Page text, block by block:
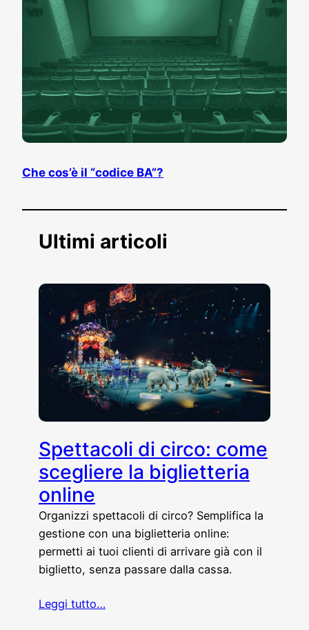
Che cos’è il “codice BA”?
Ultimi articoli
Spettacoli di circo: come
scegliere la biglietteria
online
Organizzi spettacoli di circo? Semplifica la
gestione con una biglietteria online:
permetti ai tuoi clienti di arrivare già con il
biglietto, senza passare dalla cassa.
Leggi tutto…